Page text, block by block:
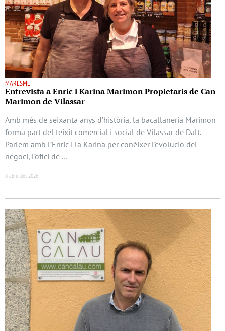
MARESME
Entrevista a Enric i Karina Marimon Propietaris de Can
Marimon de Vilassar
Amb més de seixanta anys d’història, la bacallaneria Marimon
forma part del teixit comercial i social de Vilassar de Dalt.
Parlem amb l’Enric i la Karina per conèixer l’evolució del
negoci, l’ofici de …
8 abril del 2026